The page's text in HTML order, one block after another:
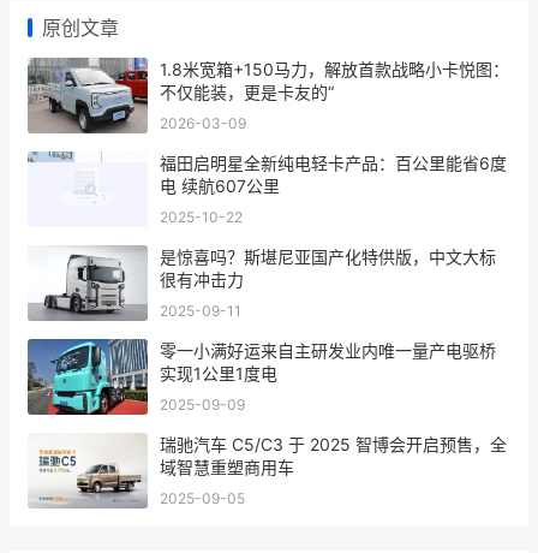
原创文章
1.8米宽箱+150马力，解放首款战略小卡悦图：
不仅能装，更是卡友的“
2026-03-09
福田启明星全新纯电轻卡产品：百公里能省6度
电 续航607公里
2025-10-22
是惊喜吗？斯堪尼亚国产化特供版，中文大标
很有冲击力
2025-09-11
零一小满好运来自主研发业内唯一量产电驱桥
实现1公里1度电
2025-09-09
瑞驰汽车 C5/C3 于 2025 智博会开启预售，全
域智慧重塑商用车
2025-09-05